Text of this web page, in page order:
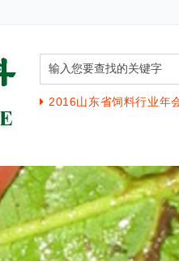
2016山东省饲料行业年